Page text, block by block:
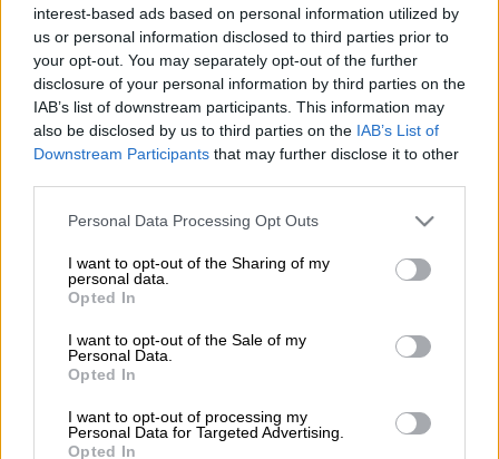
interest-based ads based on personal information utilized by
us or personal information disclosed to third parties prior to
your opt-out. You may separately opt-out of the further
disclosure of your personal information by third parties on the
IAB’s list of downstream participants. This information may
also be disclosed by us to third parties on the IAB’s List of
Downstream Participants that may further disclose it to other
Please note that this website/app uses one or more Google
not limited to your visit or usage behaviour. You may click to
grant or deny consent to Google and its third-party tags to
use your data for below specified purposes in below Google
consent section.
Personal Data Processing Opt Outs
I want to opt-out of the Sharing of my
personal data.
Opted In
I want to opt-out of the Sale of my
Personal Data.
Opted In
I want to opt-out of processing my
Personal Data for Targeted Advertising.
Opted In
Συναγερμός σήμανε το βράδυ του Σαββάτου
(1/11) στην ΕΛΑΣ, καθώς βρέθηκενεκρός
ξενοδοχείο κοντά στον Παρνασσό οΓιάννης
Λάλας, εμπλεκόμενος στη λεγόμενηGreek
Mafia.
O Γιάννης Λάλας είχε κατηγορηθεί μεταξύ
άλλων για τη δολοφονία τουΓιώργου
ΔΙΑΒΑΣΤΕ ΕΠΙΣΗΣ
Ελλάδα|01.11.2025 22:12
Ανθρωποκυνηγητό για τους δράστες -
Τα όπλα που «εξαφανίστηκαν» και ο